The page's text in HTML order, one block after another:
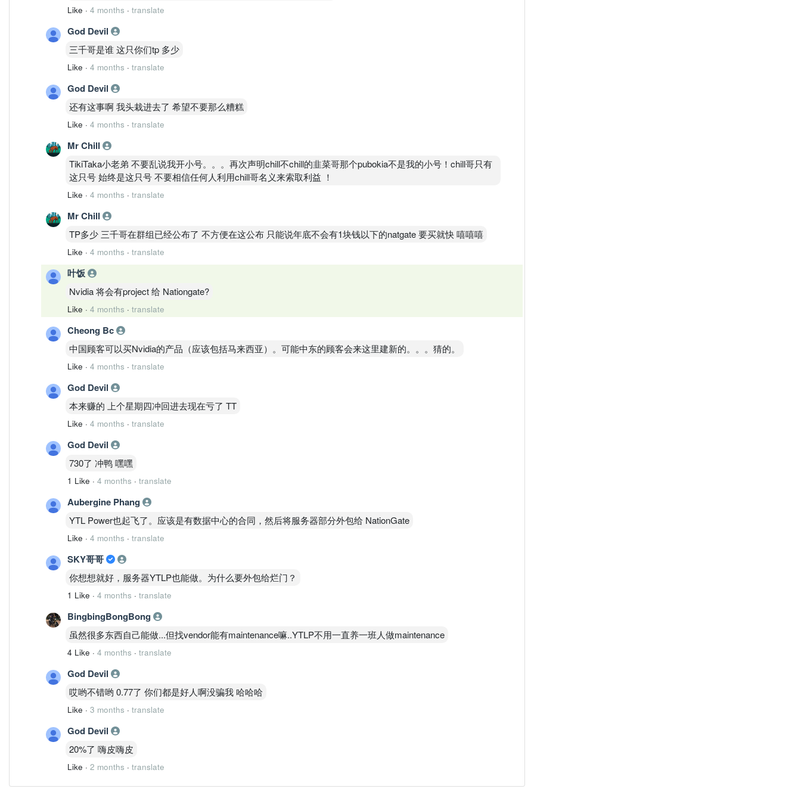
Like · 4 months · translate
God Devil
三千哥是谁 这只你们tp 多少
Like · 4 months · translate
God Devil
还有这事啊 我头栽进去了 希望不要那么糟糕
Like · 4 months · translate
Mr Chill
TikiTaka小老弟 不要乱说我开小号。。。再次声明chill不chill的韭菜哥那个pubokia不是我的小号！chill哥只有
这只号 始终是这只号 不要相信任何人利用chill哥名义来索取利益 ！
Like · 4 months · translate
Mr Chill
TP多少 三千哥在群组已经公布了 不方便在这公布 只能说年底不会有1块钱以下的natgate 要买就快 嘻嘻嘻
Like · 4 months · translate
叶饭
Nvidia 将会有project 给 Nationgate?
Like · 4 months · translate
Cheong Bc
中国顾客可以买Nvidia的产品（应该包括马来西亚）。可能中东的顾客会来这里建新的。。。猜的。
Like · 4 months · translate
God Devil
本来赚的 上个星期四冲回进去现在亏了 TT
Like · 4 months · translate
God Devil
730了 冲鸭 嘿嘿
1 Like · 4 months · translate
Aubergine Phang
YTL Power也起飞了。应该是有数据中心的合同，然后将服务器部分外包给 NationGate
Like · 4 months · translate
SKY哥哥
你想想就好，服务器YTLP也能做。为什么要外包给烂门？
1 Like · 4 months · translate
BingbingBongBong
虽然很多东西自己能做...但找vendor能有maintenance嘛..YTLP不用一直养一班人做maintenance
4 Like · 4 months · translate
God Devil
哎哟不错哟 0.77了 你们都是好人啊没骗我 哈哈哈
Like · 3 months · translate
God Devil
20%了 嗨皮嗨皮
Like · 2 months · translate